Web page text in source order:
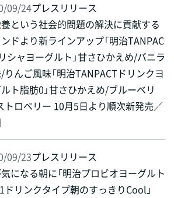
09/24プレスリリース
という社会的問題の解決に貢献する
ドより新ラインアップ「明治TANPAC
シャヨーグルト」甘さひかえめ/バニラ
りんご風味「明治TANPACTドリンクヨ
ト脂肪0」甘さひかえめ/ブルーベリ
トロベリー 10月5日より順次新発売／
09/23プレスリリース
になる朝に「明治プロビオヨーグルト
ドリンクタイプ朝のすっきりCool」